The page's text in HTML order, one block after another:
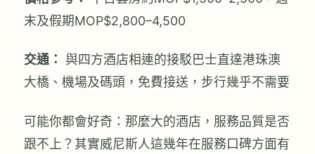
末及假期MOP$2,800–4,500
交通： 與四方酒店相連的接駁巴士直達港珠澳
大橋、機場及碼頭，免費接送，步行幾乎不需要
可能你都會好奇：那麼大的酒店，服務品質是否
跟不上？其實威尼斯人這幾年在服務口碑方面有